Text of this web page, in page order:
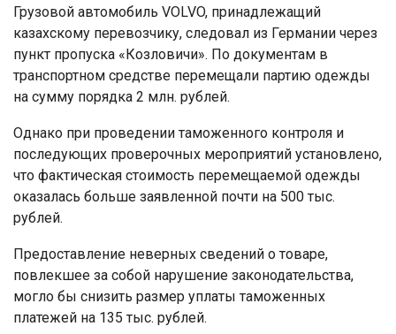
Грузовой автомобиль VOLVO, принадлежащий
казахскому перевозчику, следовал из Германии через
пункт пропуска «Козловичи». По документам в
транспортном средстве перемещали партию одежды
на сумму порядка 2 млн. рублей.
Однако при проведении таможенного контроля и
последующих проверочных мероприятий установлено,
что фактическая стоимость перемещаемой одежды
оказалась больше заявленной почти на 500 тыс.
рублей.
Предоставление неверных сведений о товаре,
повлекшее за собой нарушение законодательства,
могло бы снизить размер уплаты таможенных
платежей на 135 тыс. рублей.